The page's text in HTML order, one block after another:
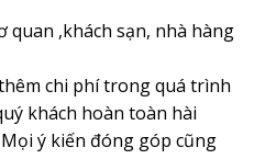
quan ,khách sạn, nhà hàng
chi phí trong quá trình
khách hoàn toàn hài
ý kiến đóng góp cũng